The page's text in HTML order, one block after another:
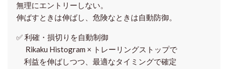
無理にエントリーしない。
伸ばすときは伸ばし、危険なときは自動防御。
✅利確・損切りを自動制御
Rikaku Histogram × トレーリングストップで
利益を伸ばしつつ、最適なタイミングで確定